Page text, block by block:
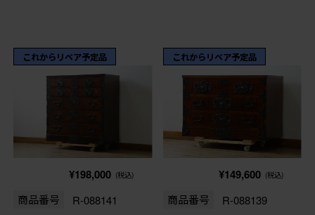
これからリペア予定品
¥198,000 (税込)
商品番号 R-088141
これからリペア予定品
¥149,600 (税込)
商品番号 R-088139